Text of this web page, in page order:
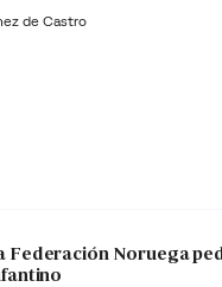
de Castro
Federación Noruega